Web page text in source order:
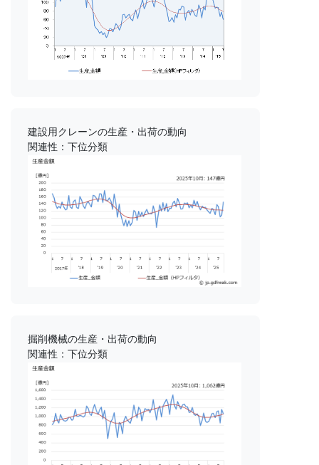
建設用クレーンの生産・出荷の動向
関連性：下位分類
掘削機械の生産・出荷の動向
関連性：下位分類